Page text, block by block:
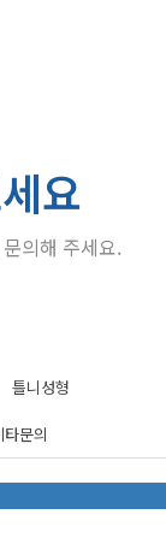
요
의해 주세요.
틀니성형
타문의